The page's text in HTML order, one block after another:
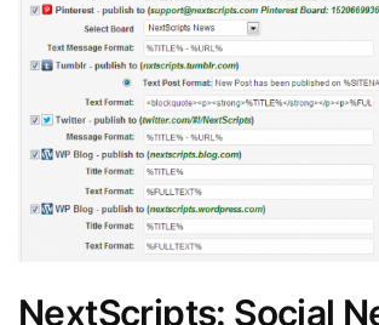
NextScripts: Social